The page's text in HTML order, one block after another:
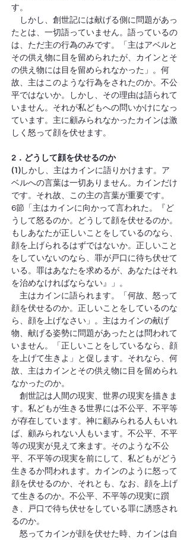
す。
しかし、創世記には献げる側に問題があっ
たとは、一切語っていません。語っているの
は、ただ主の行為のみです。「主はアベルと
その供え物に目を留められたが、カインとそ
の供え物には目を留められなかった」。何
故、主はこのような行為をされたのか。不公
平ではないか。しかし、その理由は語られて
いません。それが私どもへの問いかけになっ
ています。主に顧みられなかったカインは激
しく怒って顔を伏せます。
2．どうして顔を伏せるのか
(1)しかし、主はカインに語りかけます。ア
ベルへの言葉は一切ありません。カインだけ
です。それ故、この主の言葉が重要です。
6節「主はカインに向かって言われた。『ど
うして怒るのか。どうして顔を伏せるのか。
もしあなたが正しいことをしているのなら、
顔を上げられるはずではないか。正しいこと
をしていないのなら、罪が戸口に待ち伏せて
いる。罪はあなたを求めるが、あなたはそれ
を治めなければならない』」。
主はカインに語られます。「何故、怒って
顔を伏せるのか。正しいことをしているのな
ら、顔を上げなさい」。主はカインの献げ
物、献げる姿勢に問題があったとは問われて
いません。「正しいことをしているなら、顔
を上げて生きよ」と促します。それなら、何
故、主はカインとその供え物に目を留められ
なかったのか。
創世記は人間の現実、世界の現実を描きま
す。私どもが生きる世界には不公平、不平等
が存在しています。神に顧みられる人もいれ
ば、顧みられない人もいます。不公平、不平
等の現実が見えて来ます。そのような不公
平、不平等の現実を前にして、私どもがどう
生きるか問われます。カインのように怒って
顔を伏せるのか、それとも、なお、顔を上げ
て生きるのか。不公平、不平等の現実に躓
き、戸口で待ち伏せをしている罪に誘惑され
るのか。
怒ってカインが顔を伏せた時、カインは自